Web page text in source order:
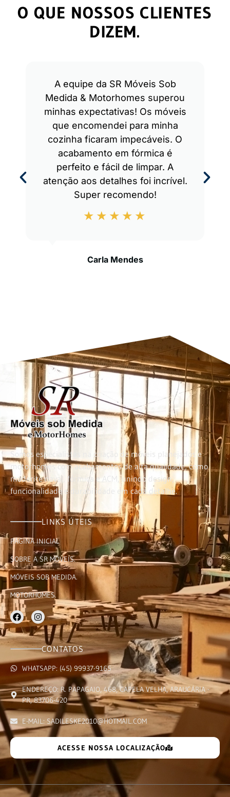
O QUE NOSSOS CLIENTES
DIZEM.
A equipe da SR Móveis Sob
Medida & Motorhomes superou
minhas expectativas! Os móveis
que encomendei para minha
cozinha ficaram impecáveis. O
acabamento em fórmica é
perfeito e fácil de limpar. A
atenção aos detalhes foi incrível.
Super recomendo!
Carla Mendes
Somos especialistas na criação de móveis planejados e
motorhomes com acabamentos de alta qualidade, como
maderite naval, fórmica e ACM, unindo design,
funcionalidade e durabilidade em cada detalhe.
LINKS ÚTEIS
PÁGINA INICIAL
SOBRE A SR MÓVEIS.
MÓVEIS SOB MEDIDA.
MOTORHOMES.
CONTATOS
WHATSAPP: (45) 99937-9165
ENDEREÇO: R. PAPAGAIO, 468, CAPELA VELHA, ARAUCÁRIA -
PR, 83706-420
E-MAIL: SADILESKE2010@HOTMAIL.COM
ACESSE NOSSA LOCALIZAÇÃO